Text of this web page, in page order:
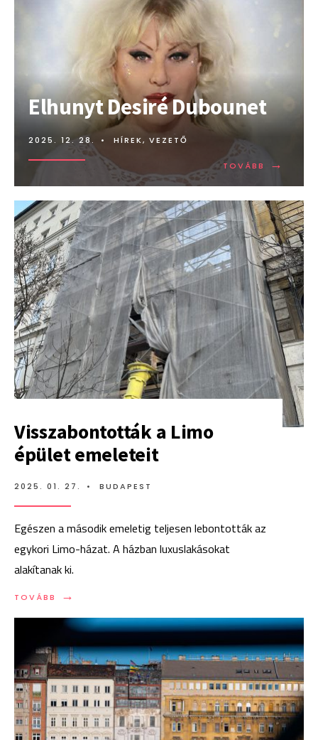
Elhunyt Desiré Dubounet
2025. 12. 28. • HÍREK, VEZETŐ
TOVÁBB →
TOVÁBB:
Visszabontották a Limo
épület emeleteit
2025. 01. 27. • BUDAPEST
Egészen a második emeletig teljesen lebontották az
egykori Limo-házat. A házban luxuslakásokat
alakítanak ki.
TOVÁBB →
TOVÁBB:
LIMO
ÉPÜLET
EMELETEIT